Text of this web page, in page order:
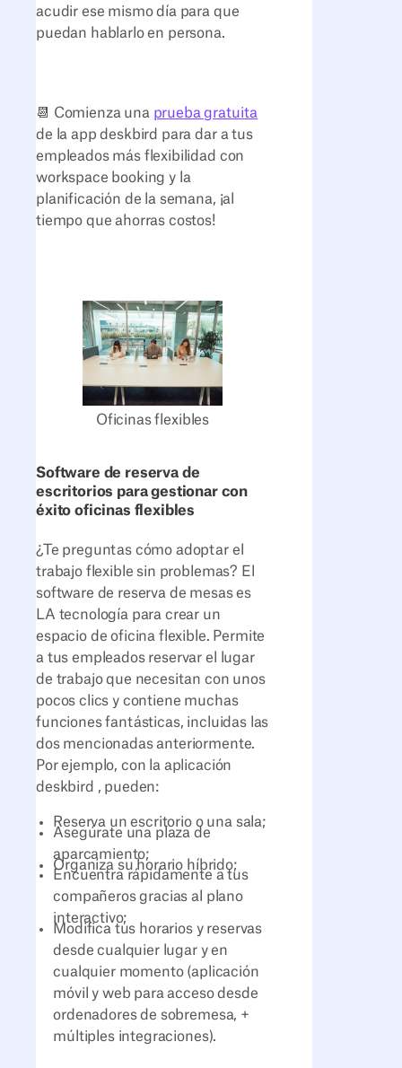
acudir ese mismo día para que
puedan hablarlo en persona.
📆 Comienza una prueba gratuita
de la app deskbird para dar a tus
empleados más flexibilidad con
workspace booking y la
planificación de la semana, ¡al
tiempo que ahorras costos!
Oficinas flexibles
Software de reserva de
escritorios para gestionar con
éxito oficinas flexibles
¿Te preguntas cómo adoptar el
trabajo flexible sin problemas? El
software de reserva de mesas es
LA tecnología para crear un
espacio de oficina flexible. Permite
a tus empleados reservar el lugar
de trabajo que necesitan con unos
pocos clics y contiene muchas
funciones fantásticas, incluidas las
dos mencionadas anteriormente.
Por ejemplo, con la aplicación
deskbird , pueden:
Reserva un escritorio o una sala;
Asegúrate una plaza de
aparcamiento;
Organiza su horario híbrido;
Encuentra rápidamente a tus
compañeros gracias al plano
interactivo;
Modifica tus horarios y reservas
desde cualquier lugar y en
cualquier momento (aplicación
móvil y web para acceso desde
ordenadores de sobremesa, +
múltiples integraciones).